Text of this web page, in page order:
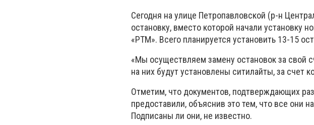
Сегодня на улице Петропавловской (р-н
остановку, вместо которой начали установку
«РТМ». Всего планируется установить 13-15
«Мы осуществляем замену остановок за свой
на них будут установлены ситилайты, за счет
Отметим, что документов, подтверждающих
предоставили, объяснив это тем, что все они
Подписаны ли они, не известно.